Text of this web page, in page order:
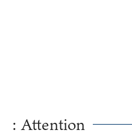
: Attention